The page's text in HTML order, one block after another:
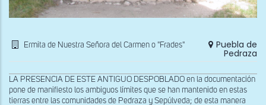
Ermita de Nuestra Señora del Carmen o "Frades" Puebla de
Pedraza
LA PRESENCIA DE ESTE ANTIGUO DESPOBLADO en la documentación
pone de manifiesto los ambiguos límites que se han mantenido en estas
tierras entre las comunidades de Pedraza y Sepúlveda; de esta manera